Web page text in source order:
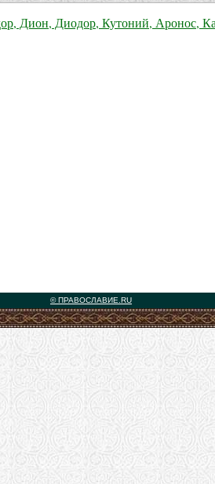
Дион, Диодор, Кутоний, Аронос,
© ПРАВОСЛАВИЕ.RU